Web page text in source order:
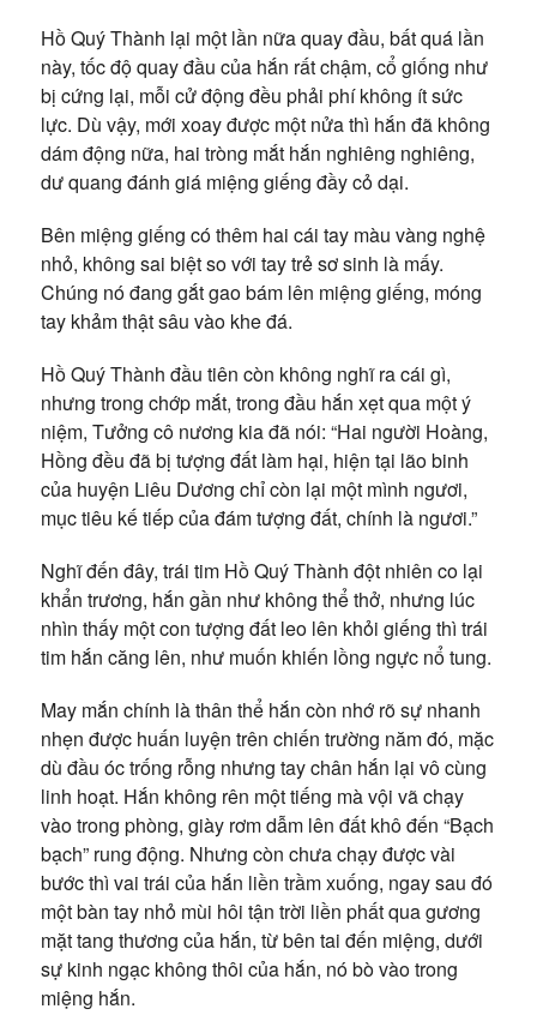
Hồ Quý Thành lại một lần nữa quay đầu, bất quá lần
này, tốc độ quay đầu của hắn rất chậm, cổ giống như
bị cứng lại, mỗi cử động đều phải phí không ít sức
lực. Dù vậy, mới xoay được một nửa thì hắn đã không
dám động nữa, hai tròng mắt hắn nghiêng nghiêng,
dư quang đánh giá miệng giếng đầy cỏ dại.
Bên miệng giếng có thêm hai cái tay màu vàng nghệ
nhỏ, không sai biệt so với tay trẻ sơ sinh là mấy.
Chúng nó đang gắt gao bám lên miệng giếng, móng
tay khảm thật sâu vào khe đá.
Hồ Quý Thành đầu tiên còn không nghĩ ra cái gì,
nhưng trong chớp mắt, trong đầu hắn xẹt qua một ý
niệm, Tưởng cô nương kia đã nói: “Hai người Hoàng,
Hồng đều đã bị tượng đất làm hại, hiện tại lão binh
của huyện Liêu Dương chỉ còn lại một mình ngươi,
mục tiêu kế tiếp của đám tượng đất, chính là ngươi.”
Nghĩ đến đây, trái tim Hồ Quý Thành đột nhiên co lại
khẩn trương, hắn gần như không thể thở, nhưng lúc
nhìn thấy một con tượng đất leo lên khỏi giếng thì trái
tim hắn căng lên, như muốn khiến lồng ngực nổ tung.
May mắn chính là thân thể hắn còn nhớ rõ sự nhanh
nhẹn được huấn luyện trên chiến trường năm đó, mặc
dù đầu óc trống rỗng nhưng tay chân hắn lại vô cùng
linh hoạt. Hắn không rên một tiếng mà vội vã chạy
vào trong phòng, giày rơm dẫm lên đất khô đến “Bạch
bạch” rung động. Nhưng còn chưa chạy được vài
bước thì vai trái của hắn liền trầm xuống, ngay sau đó
một bàn tay nhỏ mùi hôi tận trời liền phất qua gương
mặt tang thương của hắn, từ bên tai đến miệng, dưới
sự kinh ngạc không thôi của hắn, nó bò vào trong
miệng hắn.